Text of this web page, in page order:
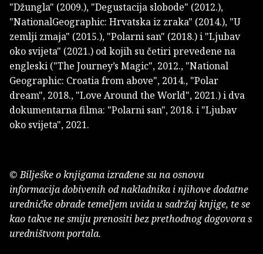
"Džungla" (2009.), "Degustacija slobode" (2012.),
"NationalGeographic: Hrvatska iz zraka" (2014.), "U
zemlji zmaja" (2015.), "Polarni san" (2018.) i "Ljubav
oko svijeta" (2021.) od kojih su četiri prevedene na
engleski ("The Journey’s Magic", 2012., "National
Geographic: Croatia from above", 2014., "Polar
dream", 2018., "Love Around the World", 2021.) i dva
dokumentarna filma: "Polarni san", 2018. i "Ljubav
oko svijeta", 2021.
© Bilješke o knjigama izrađene su na osnovu
informacija dobivenih od nakladnika i njihove dodatne
uredničke obrade temeljem uvida u sadržaj knjige, te se
kao takve ne smiju prenositi bez prethodnog dogovora s
uredništvom portala.